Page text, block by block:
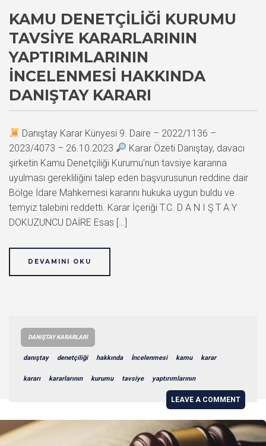
KAMU DENETÇILIĞI KURUMU
TAVSIYE KARARLARININ
YAPTIRIMLARININ
İNCELENMESI HAKKINDA
DANIŞTAY KARARI
Danıştay Karar Künyesi 9. Daire – 2022/1136 –
2023/4073 – 26.10.2023
Karar Özeti Danıştay, davacı
şirketin Kamu Denetçiliği Kurumu’nun tavsiye kararına
uyulması gerekliliğini talep eden başvurusunun reddine dair
Bölge İdare Mahkemesi kararını hukuka uygun buldu ve
temyiz talebini reddetti. Karar İçeriği T.C. D A N I Ş T A Y
DOKUZUNCU DAİRE Esas […]
DEVAMINI OKU
DANIŞTAY KARARLARI
danıştay denetçiliği hakkında İncelenmesi kamu karar
kararı kararlarının kurumu tavsiye yaptırımlarının
LEAVE A COMMENT